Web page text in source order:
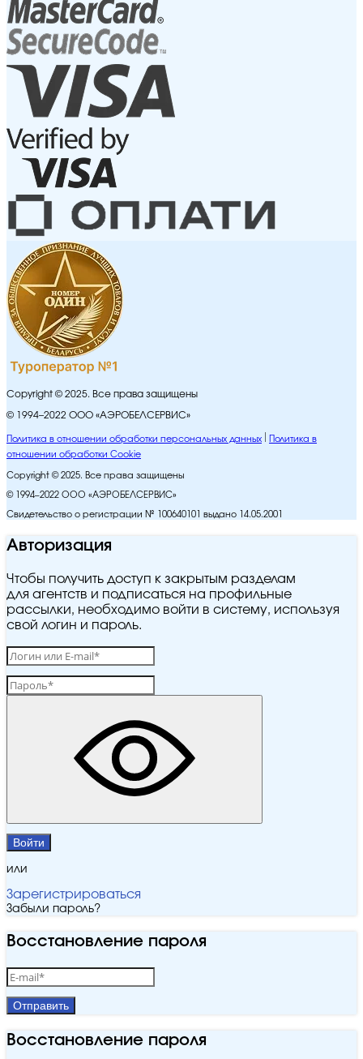
Copyright © 2025. Все права защищены
© 1994–2022 ООО «АЭРОБЕЛСЕРВИС»
Политика в отношении обработки персональных данных
Политика в
отношении обработки Cookie
Copyright © 2025. Все права защищены
© 1994–2022 ООО «АЭРОБЕЛСЕРВИС»
Свидетельство о регистрации № 100640101 выдано 14.05.2001
Авторизация
Чтобы получить доступ к закрытым разделам
для агентств и подписаться на профильные
рассылки, необходимо войти в систему, используя
свой логин и пароль.
Войти
или
Зарегистрироваться
Забыли пароль?
Восстановление пароля
Отправить
Восстановление пароля